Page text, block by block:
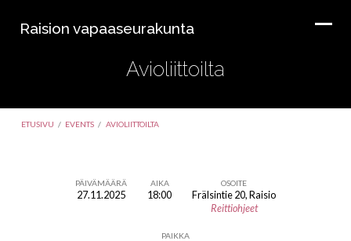
Raision vapaaseurakunta
Avioliittoilta
ETUSIVU / EVENTS / AVIOLIITTOILTA
PÄIVÄMÄÄRÄ
27.11.2025
AIKA
18:00
OSOITE
Frälsintie 20, Raisio
Reittiohjeet
PAIKKA